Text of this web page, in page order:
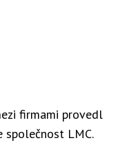
firmami provedl
společnost LMC.